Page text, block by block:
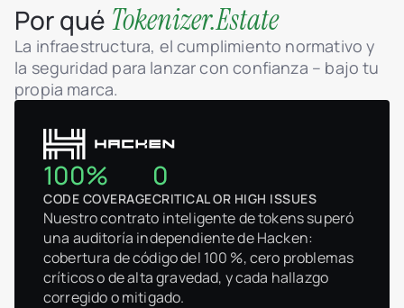
Por qué Tokenizer.Estate
La infraestructura, el cumplimiento normativo y
la seguridad para lanzar con confianza – bajo tu
propia marca.
100%
CODE COVERAGE
0
CRITICAL OR HIGH ISSUES
Nuestro contrato inteligente de tokens superó
una auditoría independiente de Hacken:
cobertura de código del 100 %, cero problemas
críticos o de alta gravedad, y cada hallazgo
corregido o mitigado.